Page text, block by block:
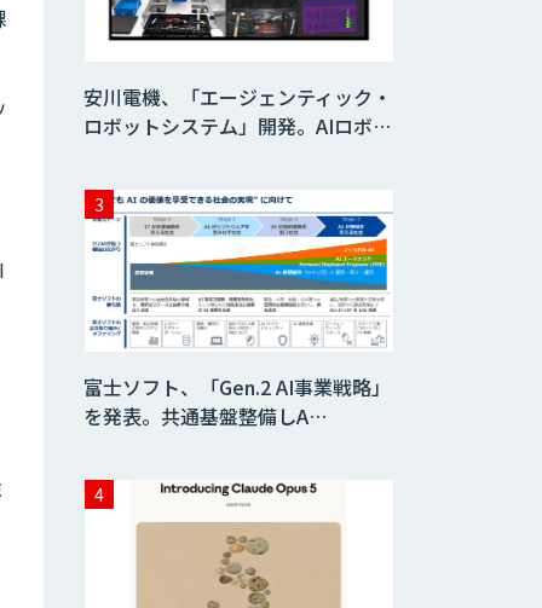
安川電機、「エージェンティック・
ロボットシステム」開発。AIロボ…
富士ソフト、「Gen.2 AI事業戦略」
を発表。共通基盤整備しA…